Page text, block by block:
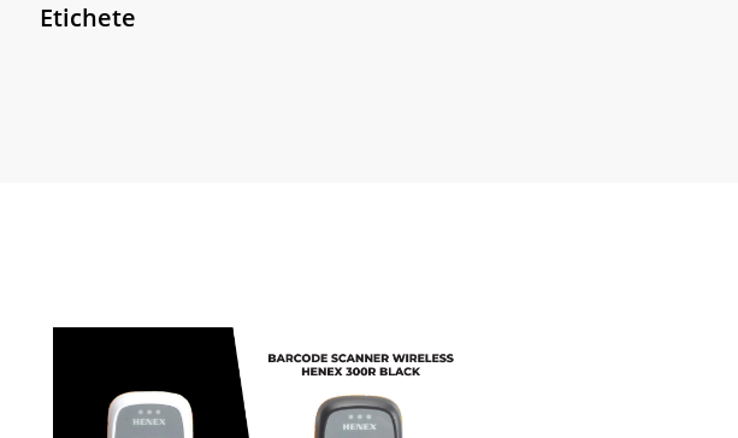
Etichete